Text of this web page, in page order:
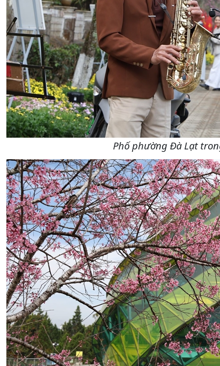
Phố phường Đà Lạt